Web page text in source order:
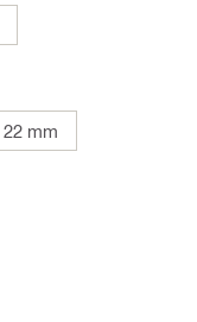
22 mm